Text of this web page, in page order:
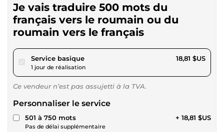
Je vais traduire 500 mots du
français vers le roumain ou du
roumain vers le français
Service basiquepour 17,34 $US
1 jour de réalisation
18,81 $US
Ce vendeur n’est pas assujetti à la TVA.
Personnaliser le service
501 à 750 mots
Pas de délai supplémentaire
+ 18,81 $US